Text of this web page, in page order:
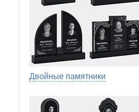
Двойные памятники